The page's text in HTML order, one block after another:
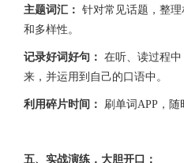
主题词汇： 针对常见话题，整
和多样性。
记录好词好句： 在听、读过程
来，并运用到自己的口语中。
利用碎片时间： 刷单词APP，随
五、实战演练，大胆开口：